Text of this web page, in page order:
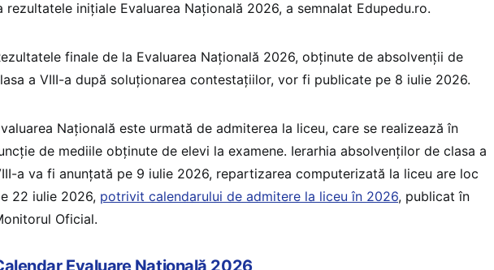
rezultatele inițiale Evaluarea Națională 2026, a semnalat Edupedu.ro.
finale de la Evaluarea Națională 2026, obținute de absolvenții de
a VIII-a după soluționarea contestațiilor, vor fi publicate pe 8 iulie 2026.
Națională este urmată de admiterea la liceu, care se realizează în
de mediile obținute de elevi la examene. Ierarhia absolvenților de clasa a
a va fi anunțată pe 9 iulie 2026, repartizarea computerizată la liceu are loc
22 iulie 2026, potrivit calendarului de admitere la liceu în 2026, publicat în
Oficial.
Evaluare Națională 2026